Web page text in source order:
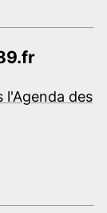
l'Agenda des